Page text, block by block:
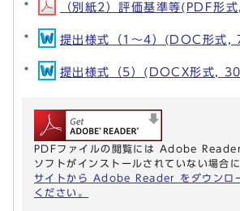
（別紙2）評価基準等(PDF形
提出様式（1～4）(DOC形式,
提出様式（5）(DOCX形式,
PDFファイルの閲覧には Adobe
ソフトがインストールされていない場合に
サイトから Adobe Reader をダウンロ
ください。